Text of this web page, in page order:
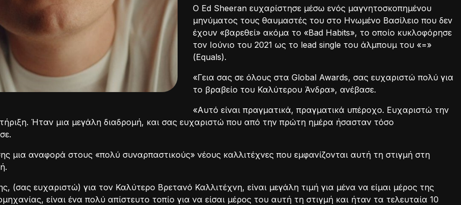
Ο Ed Sheeran ευχαρίστησε μέσω ενός μαγνητοσκοπημένου
μηνύματος τους θαυμαστές του στο Ηνωμένο Βασίλειο που δεν
έχουν «βαρεθεί» ακόμα το «Bad Habits», το οποίο κυκλοφόρησε
τον Ιούνιο του 2021 ως το lead single του άλμπουμ του «=»
(Equals).
«Γεια σας σε όλους στα Global Awards, σας ευχαριστώ πολύ για
το βραβείο του Καλύτερου Άνδρα», ανέβασε.
«Αυτό είναι πραγματικά, πραγματικά υπέροχο. Ευχαριστώ την
Ήταν μια μεγάλη διαδρομή, και σας ευχαριστώ που από την πρώτη ημέρα ήσασταν τόσο
μια αναφορά στους «πολύ συναρπαστικούς» νέους καλλιτέχνες που εμφανίζονται αυτή τη στιγμή στη
(σας ευχαριστώ) για τον Καλύτερο Βρετανό Καλλιτέχνη, είναι μεγάλη τιμή για μένα να είμαι μέρος της
είναι ένα πολύ απίστευτο τοπίο για να είσαι μέρος του αυτή τη στιγμή και ήταν τα τελευταία 10